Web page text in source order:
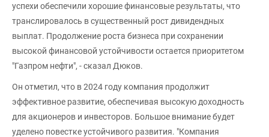
успехи обеспечили хорошие финансовые результаты, что
транслировалось в существенный рост дивидендных
выплат. Продолжение роста бизнеса при сохранении
высокой финансовой устойчивости остается приоритетом
"Газпром нефти", - сказал Дюков.
Он отметил, что в 2024 году компания продолжит
эффективное развитие, обеспечивая высокую доходность
для акционеров и инвесторов. Большое внимание будет
уделено повестке устойчивого развития. "Компания